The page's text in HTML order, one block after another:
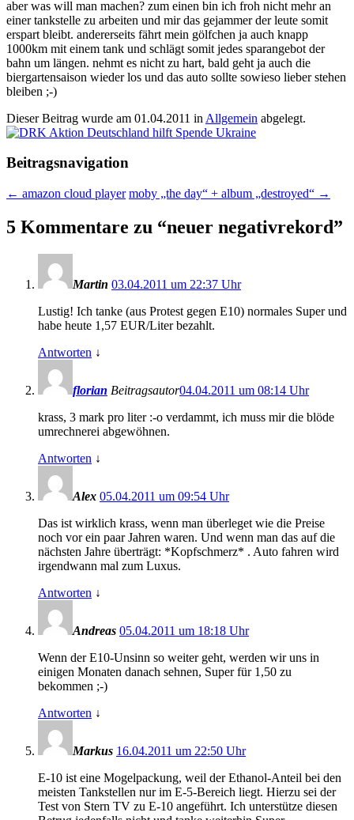
aber was will man machen? zum einen bin ich froh nicht mehr an
einer tankstelle zu arbeiten und mir das gejammer der leute somit
erspart bleibt. andererseits fährt mein gölfchen ja auch knapp
1000km mit einem tank und schlägt somit jedes sparangebot der
bahn um längen. nehmt es nicht zu hart, bald geht ja auch die
biergartensaison wieder los und das auto sollte sowieso lieber stehen
bleiben ;-)
Dieser Beitrag wurde am 01.04.2011 in Allgemein abgelegt.
Beitragsnavigation
← amazon cloud player moby „the day“ + album „destroyed“ →
5 Kommentare zu “neuer negativrekord”
Martin 03.04.2011 um 22:37 Uhr
Lustig! Ich tanke (aus Protest gegen E10) normales Super und
habe heute 1,57 EUR/Liter bezahlt.
Antworten ↓
florian Beitragsautor04.04.2011 um 08:14 Uhr
krass, 3 mark pro liter :-o verdammt, ich muss mir die blöde
umrechnerei abgewöhnen.
Antworten ↓
Alex 05.04.2011 um 09:54 Uhr
Das ist wirklich krass, wenn man überleget wie die Preise
noch vor ein paar Jahren waren. Und wenn man das auf die
nächsten Jahre überträgt: *Kopfschmerz* . Auto fahren wird
irgendwann mal zum Luxus.
Antworten ↓
Andreas 05.04.2011 um 18:18 Uhr
Wenn der E10-Unsinn so weiter geht, werden wir uns in
einigen Monaten danach sehnen, Super für 1,50 zu
bekommen ;-)
Antworten ↓
Markus 16.04.2011 um 22:50 Uhr
E-10 ist eine Mogelpackung, weil der Ethanol-Anteil bei den
meisten Tankstellen nur im E-5-Bereich liegt. Hierzu sei der
Test von Stern TV zu E-10 angeführt. Ich unterstütze diesen